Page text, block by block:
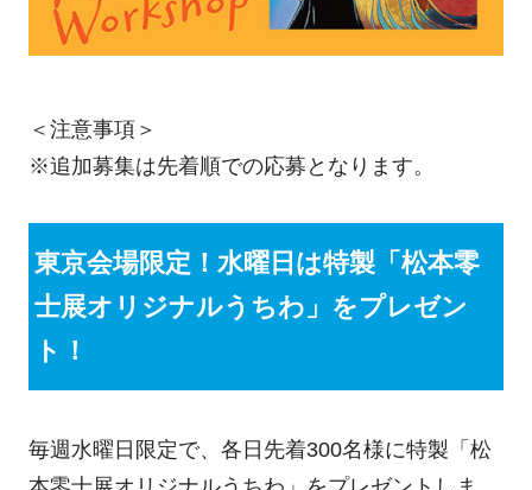
＜注意事項＞
※追加募集は先着順での応募となります。
東京会場限定！水曜日は特製「松本零
士展オリジナルうちわ」をプレゼン
ト！
毎週水曜日限定で、各日先着300名様に特製「松